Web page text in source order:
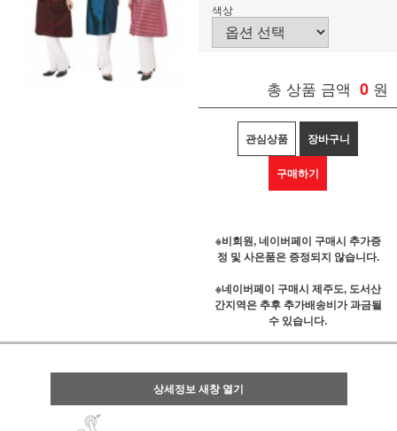
색상
총 상품 금액 0 원
관심상품 장바구니
구매하기
※비회원, 네이버페이 구매시 추가증
정 및 사은품은 증정되지 않습니다.
※네이버페이 구매시 제주도, 도서산
간지역은 추후 추가배송비가 과금될
수 있습니다.
상세정보 새창 열기